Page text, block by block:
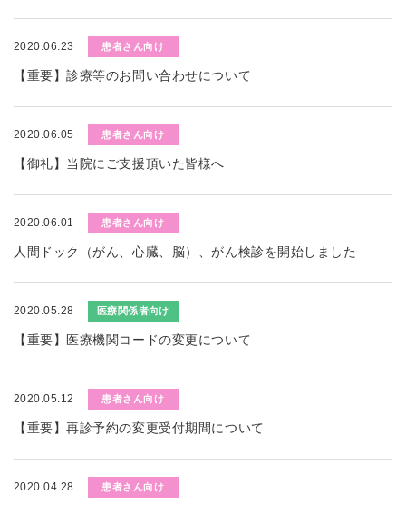
2020.06.23 患者さん向け
【重要】診療等のお問い合わせについて
2020.06.05 患者さん向け
【御礼】当院にご支援頂いた皆様へ
2020.06.01 患者さん向け
人間ドック（がん、心臓、脳）、がん検診を開始しました
2020.05.28 医療関係者向け
【重要】医療機関コードの変更について
2020.05.12 患者さん向け
【重要】再診予約の変更受付期間について
2020.04.28 患者さん向け